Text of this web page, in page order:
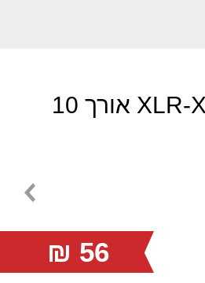
כבל XLR-XLR אורך 10
56 ₪